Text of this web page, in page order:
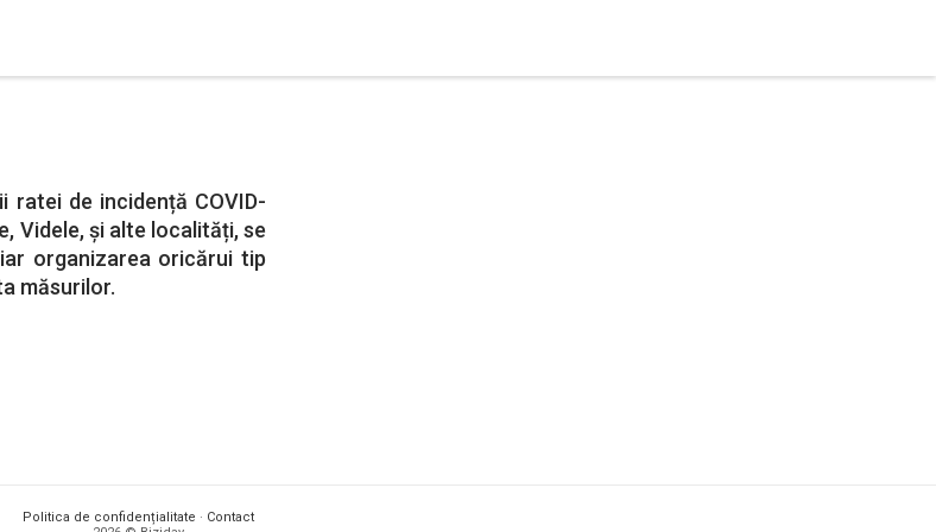
ratei de incidență COVID-
Videle, și alte localități, se
organizarea oricărui tip
măsurilor.
Politica de confidențialitate · Contact